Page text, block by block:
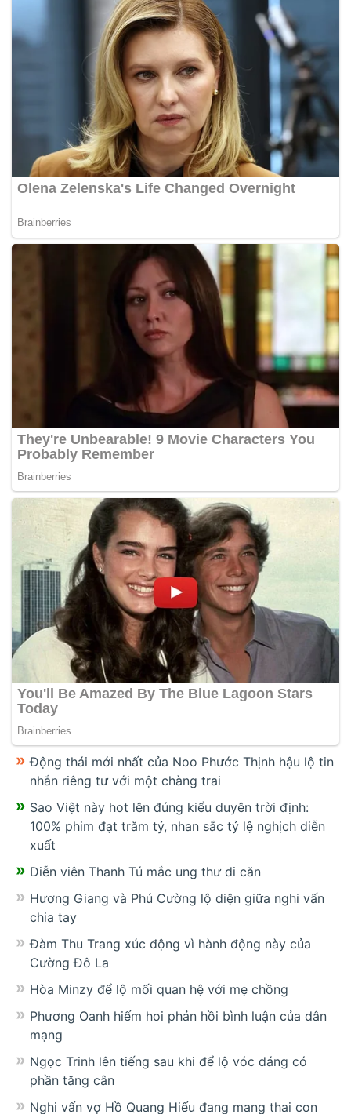
Động thái mới nhất của Noo Phước Thịnh hậu lộ tin
nhắn riêng tư với một chàng trai
Sao Việt này hot lên đúng kiểu duyên trời định:
100% phim đạt trăm tỷ, nhan sắc tỷ lệ nghịch diễn
xuất
Diễn viên Thanh Tú mắc ung thư di căn
Hương Giang và Phú Cường lộ diện giữa nghi vấn
chia tay
Đàm Thu Trang xúc động vì hành động này của
Cường Đô La
Hòa Minzy để lộ mối quan hệ với mẹ chồng
Phương Oanh hiếm hoi phản hồi bình luận của dân
mạng
Ngọc Trinh lên tiếng sau khi để lộ vóc dáng có
phần tăng cân
Nghi vấn vợ Hồ Quang Hiếu đang mang thai con